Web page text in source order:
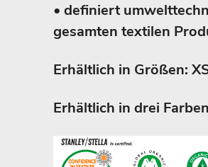
• definiert
gesamten textilen
Erhältlich in Größen:
Erhältlich in drei